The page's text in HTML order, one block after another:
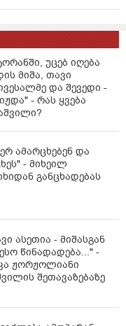
უცებ იღება
მიშა, თავი
და შევედი -
- რას ყვება
ამარცხებენ და
- მიხეილ
განცხადებას
ასეთია - მიშასგან
წინადადება..." -
ჟორჟოლიანი
შეთავაზებაზე